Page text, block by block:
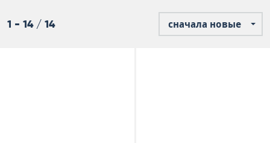
1 - 14 / 14 сначала новые